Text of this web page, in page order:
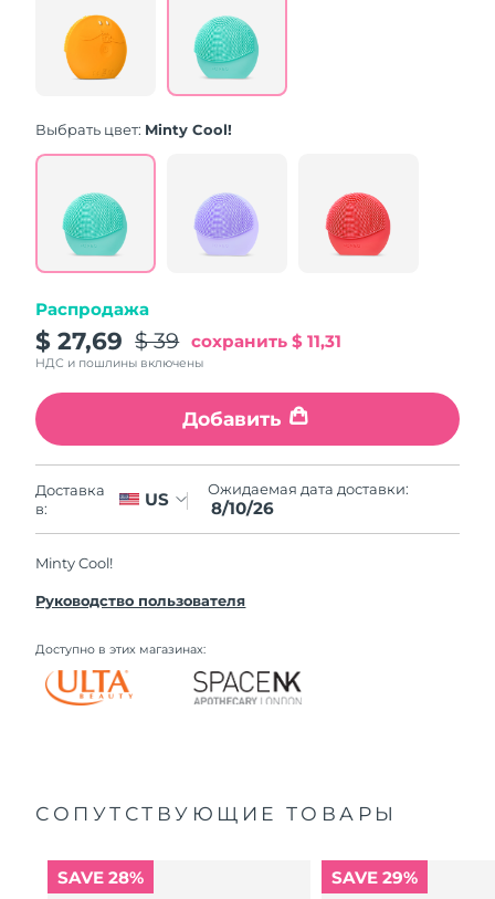
Same
page
link.
Выбрать цвет: Minty Cool!
Распродажа
$ 27,69 $ 39 сохранить$ 11,31
НДС и пошлины включены
Добавить
Доставка
в:
US Ожидаемая дата доставки:
8/10/26
Minty Cool!
Руководство пользователя
Доступно в этих магазинах:
СОПУТСТВУЮЩИЕ ТОВАРЫ
SAVE 28% SAVE 29%